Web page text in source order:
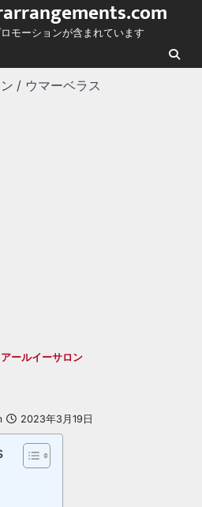
モーションが含まれています
ウマーベラス
アールイーサロン
2023年3月19日